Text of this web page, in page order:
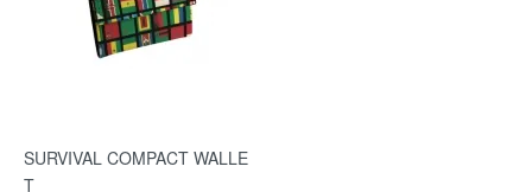
SURVIVAL COMPACT WALLE
T